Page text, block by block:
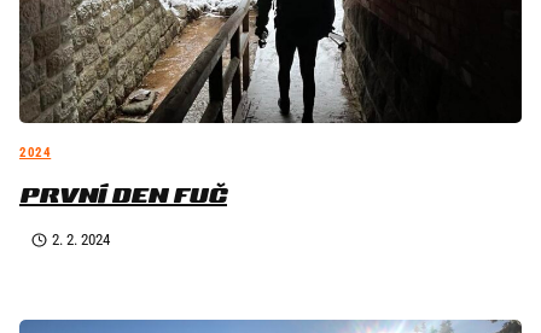
2024
PRVNÍ DEN FUČ
2. 2. 2024